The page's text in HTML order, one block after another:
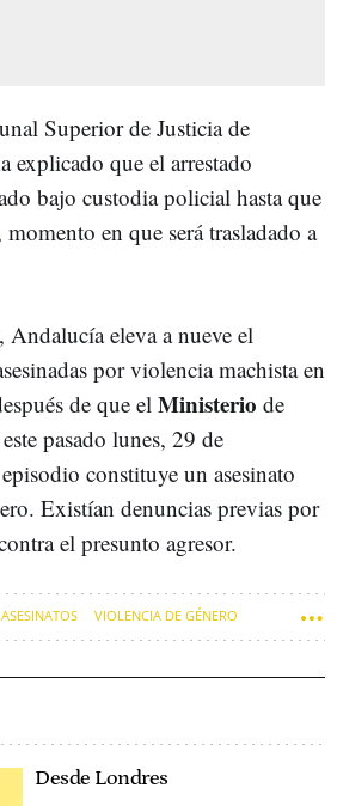
Superior de Justicia de
explicado que el arrestado
bajo custodia policial hasta que
en que será trasladado a
Andalucía eleva a nueve el
por violencia machista en
de que el Ministerio de
pasado lunes, 29 de
constituye un asesinato
Existían denuncias previas por
el presunto agresor.
ASESINATOS VIOLENCIA DE GÉNERO
Desde Londres